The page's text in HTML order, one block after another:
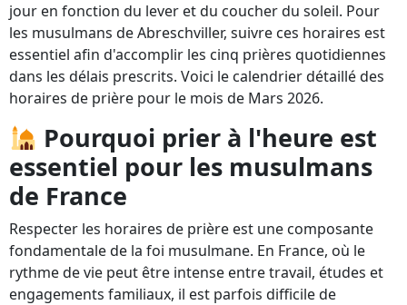
jour en fonction du lever et du coucher du soleil. Pour
les musulmans de Abreschviller, suivre ces horaires est
essentiel afin d'accomplir les cinq prières quotidiennes
dans les délais prescrits. Voici le calendrier détaillé des
horaires de prière pour le mois de Mars 2026.
Pourquoi prier à l'heure est
essentiel pour les musulmans
de France
Respecter les horaires de prière est une composante
fondamentale de la foi musulmane. En France, où le
rythme de vie peut être intense entre travail, études et
engagements familiaux, il est parfois difficile de